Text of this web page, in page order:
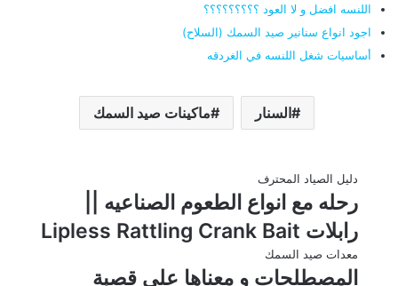
اللنسه افضل و لا العود ؟؟؟؟؟؟؟؟؟
اجود انواع سنانير صيد السمك (السلاح)
أساسيات شغل اللنسه في الغردقه
السنار ماكينات صيد السمك
دليل الصياد المحترف
رحله مع انواع الطعوم الصناعيه ||
رابلات Lipless Rattling Crank Bait
معدات صيد السمك
المصطلحات و معناها على قصبة